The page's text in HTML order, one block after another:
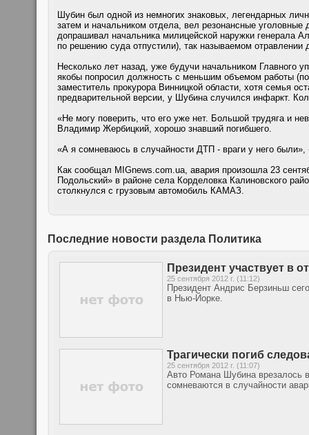
Шубин был одной из немногих знаковых, легендарных
затем и начальником отдела, вел резонансные уголовные
допрашивал начальника милицейской наружки генерала
по решению суда отпустили), так называемом
Несколько лет назад, уже будучи начальником
якобы попросил должность с меньшим объемом работы
заместитель прокурора Винницкой области, хотя семья
предварительной версии, у Шубина случился инфаркт.
«Не могу поверить, что его уже нет. Большой трудяга и
Владимир Жербицкий, хорошо знавший погибшего.
«А я сомневаюсь в случайности ДТП - враги у него
Как сообщал МIGnews.com.ua, авария произошла 23
Подольский» в районе села Корделовка Калиновского
столкнулся с грузовым автомобиль КАМАЗ.
Последние новости раздела Политика
Президент участвует в
25 сентября 2012 г. (11:12)
Президент Андрис Берзиньш
в Нью-Йорке.
Трагически погиб
25 сентября 2012 г. (11:07)
Авто Романа Шубина врезалось
сомневаются в случайности